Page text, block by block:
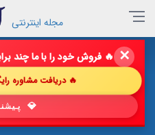
✕ 🔥 فروش خود را با ما چند
🔥 دریافت مشاوره
💎
مجله اینترنتی